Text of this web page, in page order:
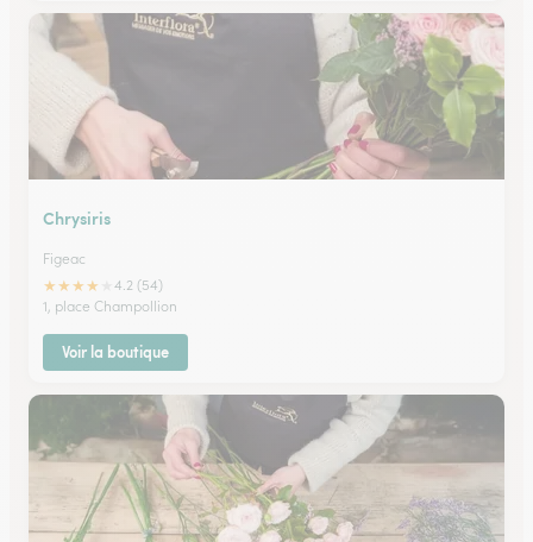
Chrysiris
Figeac
★★★★
4.2 (54)
1, place Champollion
Voir la boutique